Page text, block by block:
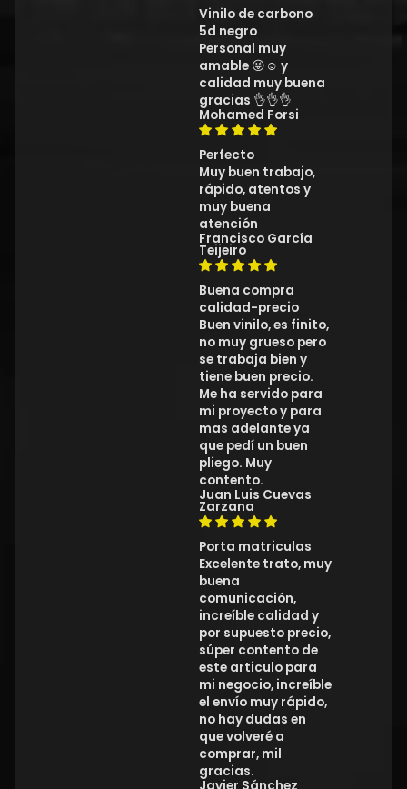
Vinilo de carbono
5d negro
Personal muy
amable 😜☺️ y
calidad muy buena
gracias 👌👌👌
Mohamed Forsi
Perfecto
Muy buen trabajo,
rápido, atentos y
muy buena
atención
Francisco García
Teijeiro
Buena compra
calidad-precio
Buen vinilo, es finito,
no muy grueso pero
se trabaja bien y
tiene buen precio.
Me ha servido para
mi proyecto y para
mas adelante ya
que pedí un buen
pliego. Muy
contento.
Juan Luis Cuevas
Zarzana
Porta matriculas
Excelente trato, muy
buena
comunicación,
increíble calidad y
por supuesto precio,
súper contento de
este articulo para
mi negocio, increíble
el envío muy rápido,
no hay dudas en
que volveré a
comprar, mil
gracias.
Javier Sánchez